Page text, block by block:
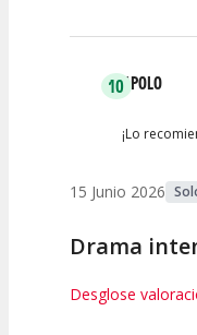
10APOLO
¡Lo
15 Junio 2026
Drama
Desglose